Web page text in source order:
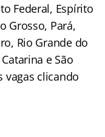
Federal, Espírito
Grosso, Pará,
Rio Grande do
e São
vagas clicando